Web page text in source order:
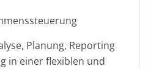
Planung, Reporting
in einer flexiblen und